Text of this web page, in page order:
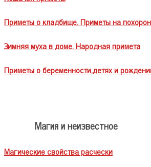
Приметы о кладбище. Приметы на
Зимняя муха в доме. Народная примета
Приметы о беременности,детях и
Магия и неизвестное
Магические свойства расчески